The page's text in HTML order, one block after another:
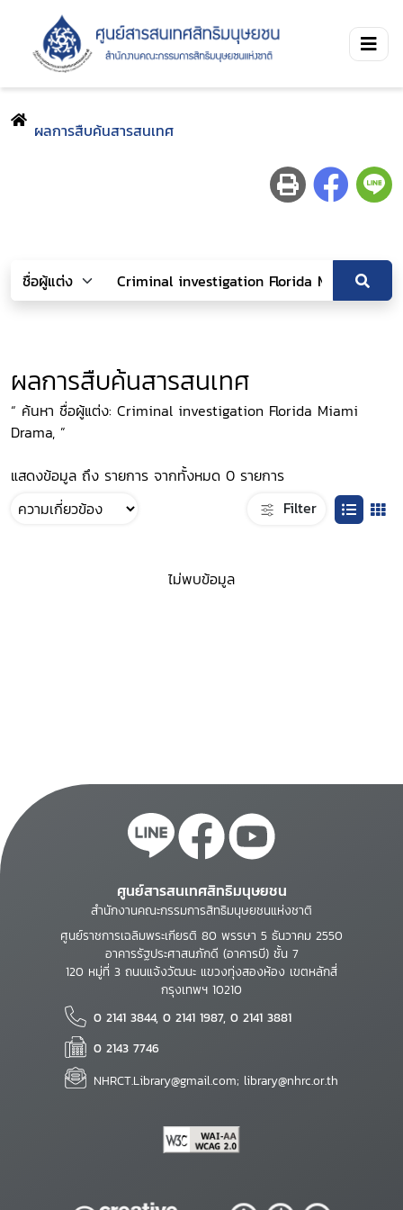
ผลการสืบค้นสารสนเทศ
ผลการสืบค้นสารสนเทศ
“ ค้นหา ชื่อผู้แต่ง: Criminal investigation Florida Miami
Drama, ”
แสดงข้อมูล ถึง รายการ จากทั้งหมด 0 รายการ
Filter
ไม่พบข้อมูล
ศูนย์สารสนเทศสิทธิมนุษยชน
สำนักงานคณะกรรมการสิทธิมนุษยชนแห่งชาติ
ศูนย์ราชการเฉลิมพระเกียรติ 80 พรรษา 5 ธันวาคม 2550
อาคารรัฐประศาสนภักดี (อาคารบี) ชั้น 7
120 หมู่ที่ 3 ถนนแจ้งวัฒนะ แขวงทุ่งสองห้อง เขตหลักสี่
กรุงเทพฯ 10210
0 2141 3844, 0 2141 1987, 0 2141 3881
0 2143 7746
NHRCT.Library@gmail.com; library@nhrc.or.th